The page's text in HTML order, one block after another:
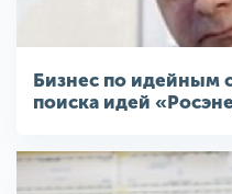
Бизнес по идейным
поиска идей